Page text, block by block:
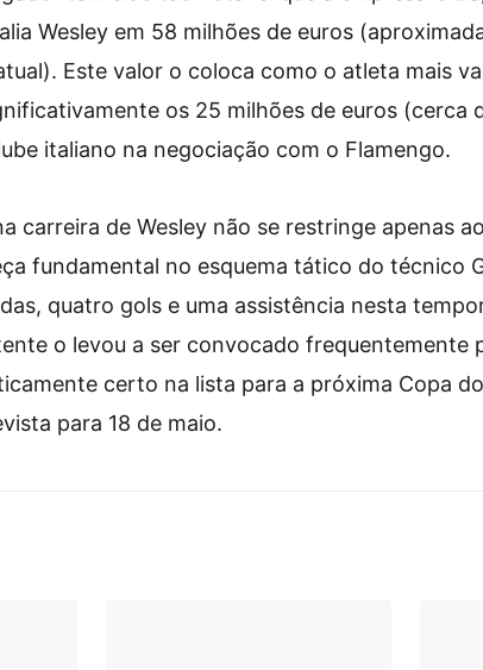
Wesley em 58 milhões de euros
Este valor o coloca como o atleta mais
os 25 milhões de euros (cerca
italiano na negociação com o Flamengo.
carreira de Wesley não se restringe apenas
fundamental no esquema tático do técnico
quatro gols e uma assistência nesta
o levou a ser convocado frequentemente
certo na lista para a próxima Copa
para 18 de maio.